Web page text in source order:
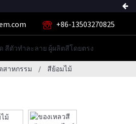
+86-13503270825
สาหกรรม สีย้อมไม้